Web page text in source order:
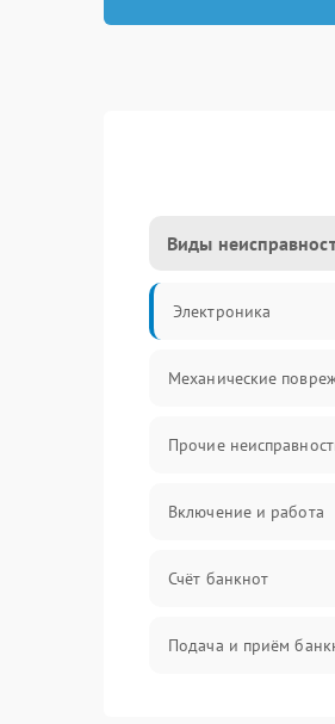
Виды
Электроника
Механические
Прочие
Включение и работа
Счёт банкнот
Подача и приём